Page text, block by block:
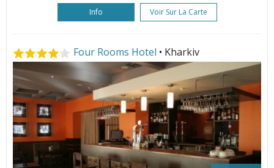
Info Voir Sur La Carte
Four Rooms Hotel • Kharkiv